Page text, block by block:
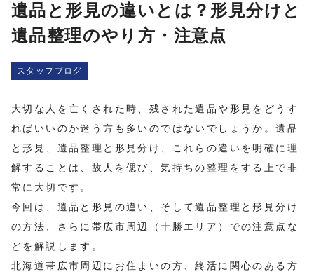
遺品と形見の違いとは？形見分けと
遺品整理のやり方・注意点
スタッフブログ
大切な人を亡くされた時、残された遺品や形見をどうす
ればいいのか迷う方も多いのではないでしょうか。遺品
と形見、遺品整理と形見分け、これらの違いを明確に理
解することは、故人を偲び、気持ちの整理をする上で非
常に大切です。
今回は、遺品と形見の違い、そして遺品整理と形見分け
の方法、さらに帯広市周辺（十勝エリア）での注意点な
どを解説します。
北海道帯広市周辺にお住まいの方、終活に関心のある方